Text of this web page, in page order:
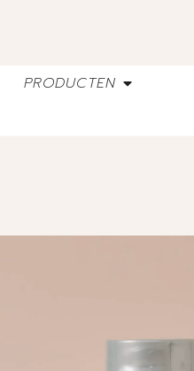
PRODUCTEN